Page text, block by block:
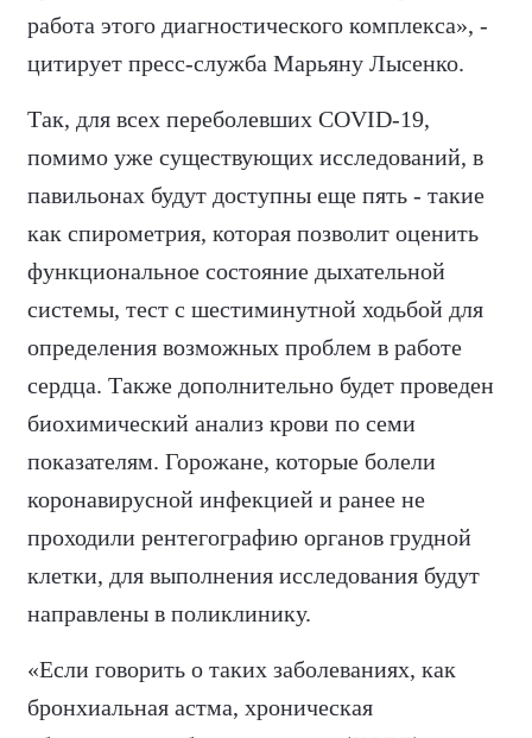
работа этого диагностического комплекса», -
цитирует пресс-служба Марьяну Лысенко.
Так, для всех переболевших COVID-19,
помимо уже существующих исследований, в
павильонах будут доступны еще пять - такие
как спирометрия, которая позволит оценить
функциональное состояние дыхательной
системы, тест с шестиминутной ходьбой для
определения возможных проблем в работе
сердца. Также дополнительно будет проведен
биохимический анализ крови по семи
показателям. Горожане, которые болели
коронавирусной инфекцией и ранее не
проходили рентегографию органов грудной
клетки, для выполнения исследования будут
направлены в поликлинику.
«Если говорить о таких заболеваниях, как
бронхиальная астма, хроническая